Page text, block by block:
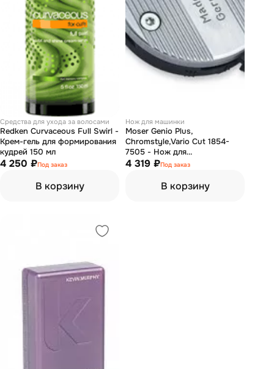
Средства для ухода за волосами
Redken Curvaceous Full Swirl -
Крем-гель для формирования
кудрей 150 мл
4 250 ₽Под заказ
В корзину
Нож для машинки
Moser Genio Plus,
Chromstyle,Vario Cut 1854-
7505 - Нож для
аккумуляторно-сетевой
4 319 ₽Под заказ
В корзину